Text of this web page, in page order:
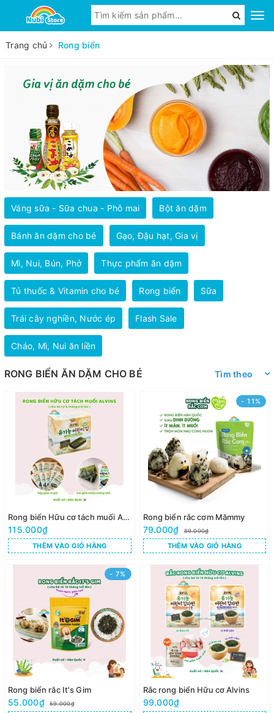
Trang chủ Rong biển
Váng sữa - Sữa chua - Phô mai Bột ăn dặm
Bánh ăn dặm cho bé Gạo, Đậu hạt, Gia vị
Mì, Nui, Bún, Phở Thực phẩm ăn dặm
Tủ thuốc & Vitamin cho bé Rong biển Sữa
Trái cây nghiền, Nước ép Flash Sale
Cháo, Mì, Nui ăn liền
RONG BIỂN ĂN DẶM CHO BÉ Tìm theo
Rong biển Hữu cơ tách muối Alvins ( Hộp 10 gói )
115.000₫
THÊM VÀO GIỎ HÀNG
- 11%
Rong biển rắc cơm Mămmy
79.000₫ 89.000₫
THÊM VÀO GIỎ HÀNG
- 7%
Rong biển rắc It's Gim
55.000₫ 59.000₫
Rắc rong biển Hữu cơ Alvins
99.000₫